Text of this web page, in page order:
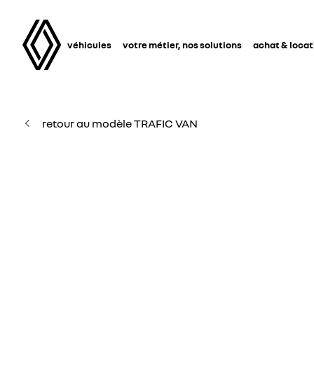
véhicules votre métier, nos solutions achat &
retour au modèle TRAFIC VAN